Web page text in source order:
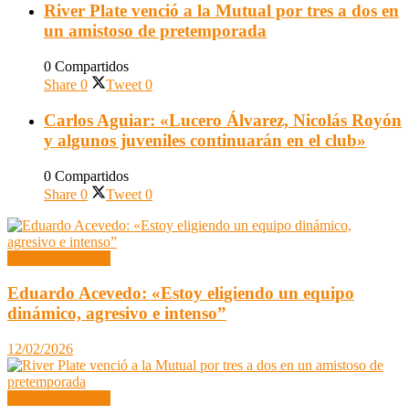
River Plate venció a la Mutual por tres a dos en
un amistoso de pretemporada
0 Compartidos
Share 0 Tweet 0
Carlos Aguiar: «Lucero Álvarez, Nicolás Royón
y algunos juveniles continuarán en el club»
0 Compartidos
Share 0 Tweet 0
Eduardo Acevedo: «Estoy eligiendo un equipo
dinámico, agresivo e intenso”
12/02/2026